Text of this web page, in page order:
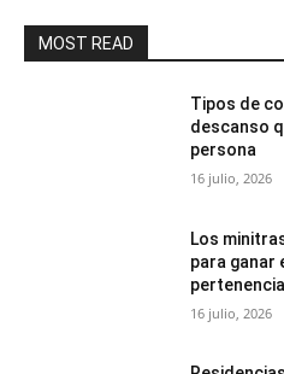
MOST READ
Tipos de
descanso
persona
16 julio, 2026
Los
para ganar
16 julio, 2026